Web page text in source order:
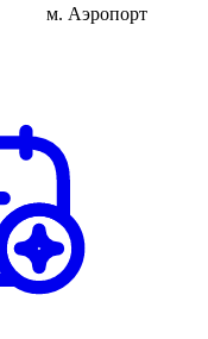
м. Аэропорт